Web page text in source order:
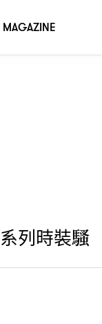
系列時裝騷
MAGAZINE